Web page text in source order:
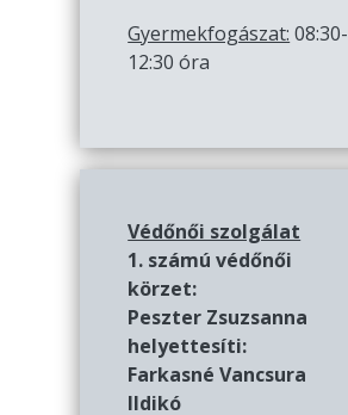
Gyermekfogászat: 08:30-
12:30 óra
Védőnői szolgálat
1. számú védőnői
körzet:
Peszter Zsuzsanna
helyettesíti:
Farkasné Vancsura
Ildikó